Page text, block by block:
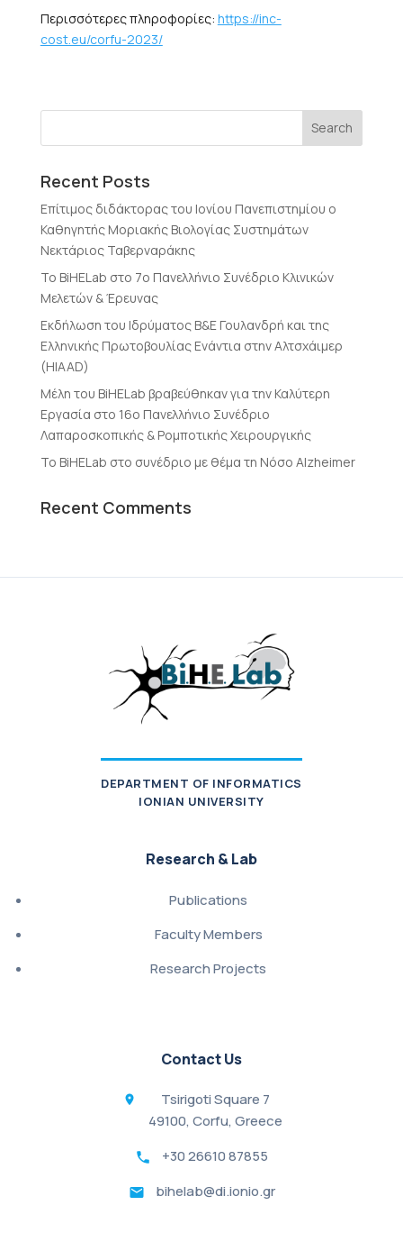
Περισσότερες πληροφορίες: https://inc-
cost.eu/corfu-2023/
Recent Posts
Επίτιμος διδάκτορας του Ιονίου Πανεπιστημίου ο
Καθηγητής Μοριακής Βιολογίας Συστημάτων
Νεκτάριος Ταβερναράκης
Το BiHELab στο 7ο Πανελλήνιο Συνέδριο Κλινικών
Μελετών & Έρευνας
Εκδήλωση του Ιδρύματος Β&Ε Γουλανδρή και της
Ελληνικής Πρωτοβουλίας Ενάντια στην Αλτσχάιμερ
(HIAAD)
Μέλη του BiHELab βραβεύθηκαν για την Καλύτερη
Εργασία στο 16ο Πανελλήνιο Συνέδριο
Λαπαροσκοπικής & Ρομποτικής Χειρουργικής
Το BiHELab στο συνέδριο με θέμα τη Νόσο Alzheimer
Recent Comments
DEPARTMENT OF INFORMATICS
IONIAN UNIVERSITY
Research & Lab
Publications
Faculty Members
Research Projects
Contact Us
Tsirigoti Square 7
49100, Corfu, Greece
+30 26610 87855
bihelab@di.ionio.gr